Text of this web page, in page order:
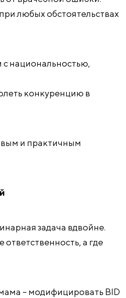
любых обстоятельствах
с национальностью,
конкуренцию в
и практичным
задача вдвойне.
ответственность, а где
– модифицировать BID